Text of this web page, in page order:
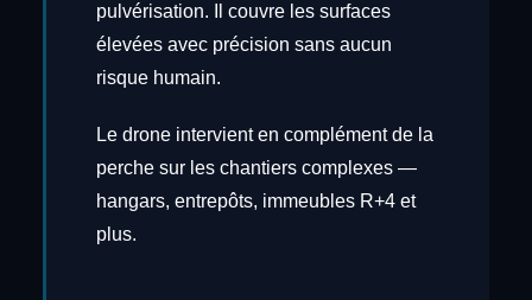
pulvérisation. Il couvre les surfaces
élevées avec précision sans aucun
risque humain.
Le drone intervient en complément de la
perche sur les chantiers complexes —
hangars, entrepôts, immeubles R+4 et
plus.